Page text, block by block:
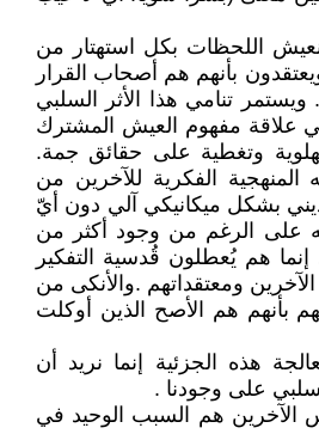
اللحظات بكل استهتار من
بأنهم هم أصحاب القرار
ويستمر تنامي هذا الأثر السلبي
علاقة مفهوم العيش المشترك
وتغطية على حقائق جمة.
المنهجية الفكرية للآخرين من
بشكل ميكانيكي آلي دون أيّ
على الرغم من وجود أكثر من
إنما هم يُعطلون قُدسية التفكير
ومعتقداتهم .والأنكى من
بأنهم هم الأصح الذين أوكلت
هذه الجزئية إنما نريد أن
على وجودنا .
الآخرين هم السبب الوحيد في